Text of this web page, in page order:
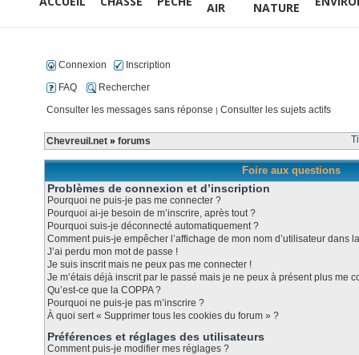
AIR
NATURE
Connexion
Inscription
FAQ
Rechercher
Consulter les messages sans réponse | Consulter les sujets actifs
Chevreuil.net » forums
Foire aux questions
Problèmes de connexion et d’inscription
Pourquoi ne puis-je pas me connecter ?
Pourquoi ai-je besoin de m’inscrire, après tout ?
Pourquoi suis-je déconnecté automatiquement ?
Comment puis-je empêcher l’affichage de mon nom d’utilisateur dans
J’ai perdu mon mot de passe !
Je suis inscrit mais ne peux pas me connecter !
Je m’étais déjà inscrit par le passé mais je ne peux à présent plus me
Qu’est-ce que la COPPA ?
Pourquoi ne puis-je pas m’inscrire ?
À quoi sert « Supprimer tous les cookies du forum » ?
Préférences et réglages des utilisateurs
Comment puis-je modifier mes réglages ?